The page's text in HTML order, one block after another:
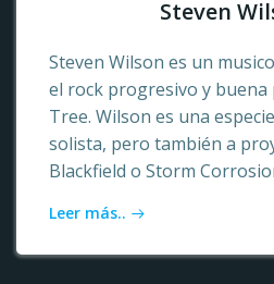
Steven
Steven Wilson es un
el rock progresivo y buena
Tree. Wilson es una
solista, pero también a
Blackfield o Storm
Leer más..